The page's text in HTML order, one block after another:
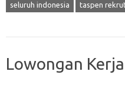
seluruh indonesia taspen
Lowongan